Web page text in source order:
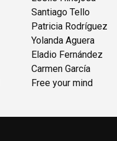
Santiago Tello
Patricia Rodríguez
Yolanda Aguera
Eladio Fernández
Carmen García
Free your mind